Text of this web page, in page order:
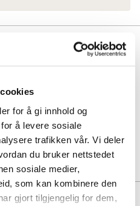
for å gi innhold og
å levere sosiale
trafikken vår. Vi deler
du bruker nettstedet
sosiale medier,
som kan kombinere den
gjort tilgjengelig for dem,
fra Stockholm DG med
på siden. Modellen har praktiske